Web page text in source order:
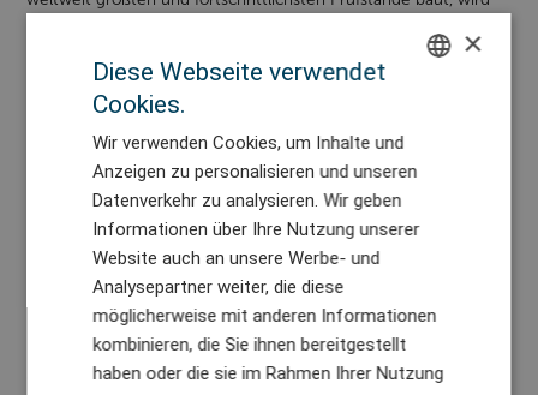
Zusammenhang waren unsere umfassenden Erfahrungen und
unser hohes Kompetenzniveau in verschiedenen
ingenieurwissenschaftlichen Fachbereichen entscheidend dafür,
Fakten: Ein mechanischer,
hydraulischer und
elektrischer Windkanal
DANISH
GERMAN
CHINESE (TRADITIONAL)
×
Diese Webseite verwendet
Cookies.
Wir verwenden Cookies, um Inhalte und
Anzeigen zu personalisieren und unseren
Datenverkehr zu analysieren. Wir geben
Informationen über Ihre Nutzung unserer
Website auch an unsere Werbe- und
Analysepartner weiter, die diese
möglicherweise mit anderen Informationen
kombinieren, die Sie ihnen bereitgestellt
haben oder die sie im Rahmen Ihrer Nutzung